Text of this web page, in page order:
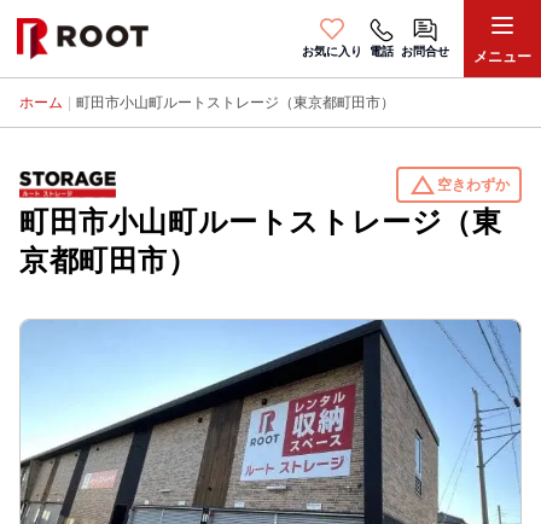
お気に入り 電話 お問合せ メニュー
ホーム 町田市小山町ルートストレージ（東京都町田市）
change_history 空きわずか
町田市小山町ルートストレージ（東
京都町田市）